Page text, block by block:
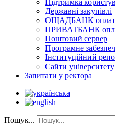
Державні закупівлі
ОЩАДБАНК
ПРИВАТБАНК
Поштовий сервер
Програмне
Інституційний
Сайти університету
Запитати у ректора
Пошук...